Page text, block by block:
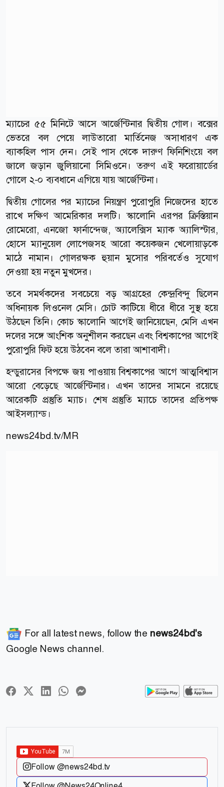
ম্যাচের ৫৫ মিনিটে আসে আর্জেন্টিনার দ্বিতীয় গোল। বক্সের
ভেতরে বল পেয়ে লাউতারো মার্তিনেজ অসাধারণ এক
ব্যাকহিল পাস দেন। সেই পাস থেকে দারুণ ফিনিশিংয়ে বল
জালে জড়ান জুলিয়ানো সিমিওনে। তরুণ এই ফরোয়ার্ডের
গোলে ২-০ ব্যবধানে এগিয়ে যায় আর্জেন্টিনা।
দ্বিতীয় গোলের পর ম্যাচের নিয়ন্ত্রণ পুরোপুরি নিজেদের হাতে
রাখে দক্ষিণ আমেরিকার দলটি। স্কালোনি এরপর ক্রিস্তিয়ান
রোমেরো, এনজো ফার্নান্দেজ, অ্যালেক্সিস ম্যাক অ্যালিস্টার,
হোসে ম্যানুয়েল লোপেজসহ আরো কয়েকজন খেলোয়াড়কে
মাঠে নামান। গোলরক্ষক হুয়ান মুসোর পরিবর্তেও সুযোগ
দেওয়া হয় নতুন মুখদের।
তবে সমর্থকদের সবচেয়ে বড় আগ্রহের কেন্দ্রবিন্দু ছিলেন
অধিনায়ক লিওনেল মেসি। চোট কাটিয়ে ধীরে ধীরে সুস্থ হয়ে
উঠছেন তিনি। কোচ স্কালোনি আগেই জানিয়েছেন, মেসি এখন
দলের সঙ্গে আংশিক অনুশীলন করছেন এবং বিশ্বকাপের আগেই
পুরোপুরি ফিট হয়ে উঠবেন বলে তারা আশাবাদী।
হন্ডুরাসের বিপক্ষে জয় পাওয়ায় বিশ্বকাপের আগে আত্মবিশ্বাস
আরো বেড়েছে আর্জেন্টিনার। এখন তাদের সামনে রয়েছে
আরেকটি প্রস্তুতি ম্যাচ। শেষ প্রস্তুতি ম্যাচে তাদের প্রতিপক্ষ
আইসল্যান্ড।
news24bd.tv/MR
For all latest news, follow the news24bd's
Google News channel.
Follow @news24bd.tv